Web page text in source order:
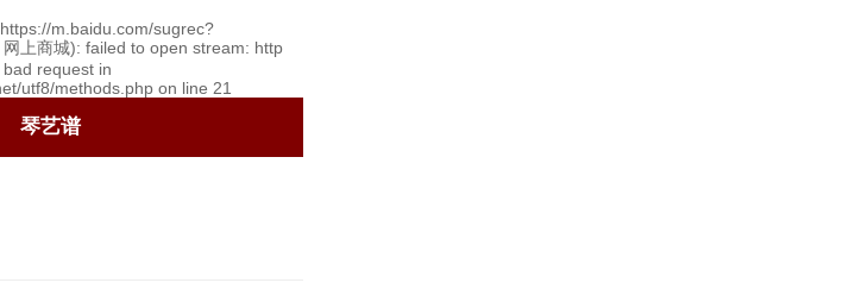
m.baidu.com/sugrec?
上商城): failed to open stream: http
request in
utf8/methods.phpon line 21
琴艺谱